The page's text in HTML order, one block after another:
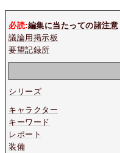
必読:編集に当たっての諸注意
議論用掲示板
要望記録所
シリーズ
キャラクター
キーワード
レポート
装備